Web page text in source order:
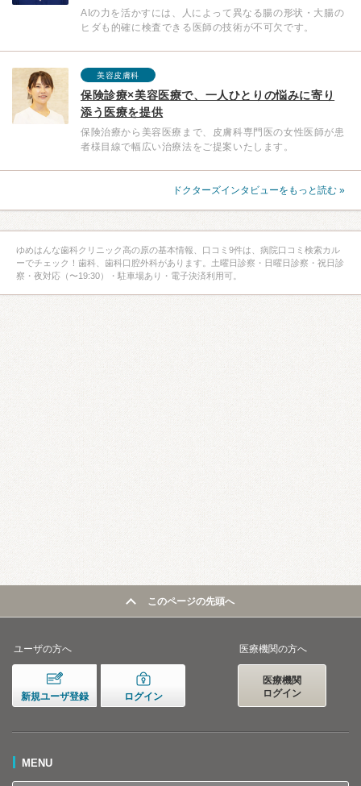
AIの力を活かすには、人によって異なる腸の形状・大腸の
ヒダも的確に検査できる医師の技術が不可欠です。
美容皮膚科
保険診療×美容医療で、一人ひとりの悩みに寄り
添う医療を提供
保険治療から美容医療まで、皮膚科専門医の女性医師が患
者様目線で幅広い治療法をご提案いたします。
ドクターズインタビューをもっと読む »
ゆめはんな歯科クリニック高の原の基本情報、口コミ9件は、病院口コミ検索カル
ーでチェック！歯科、歯科口腔外科があります。土曜日診察・日曜日診察・祝日診
察・夜対応（〜19:30）・駐車場あり・電子決済利用可。
このページの先頭へ
ユーザの方へ
新規ユーザ登録 ログイン
医療機関の方へ
医療機関
ログイン
MENU